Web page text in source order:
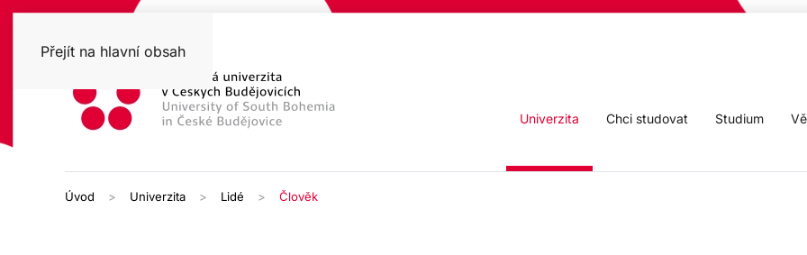
Přejít na hlavní obsah
Univerzita Chci studovat Studium
Úvod Univerzita Lidé Člověk